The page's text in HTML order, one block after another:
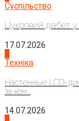
Суспільство
Цукровий діабет у
17.07.2026
Техніка
Настенные LCD-
зачем...
14.07.2026